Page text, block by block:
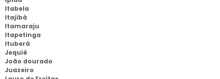
Itabela
Itajibá
Itamaraju
Itapetinga
Ituberá
Jequié
João dourado
Juazeiro